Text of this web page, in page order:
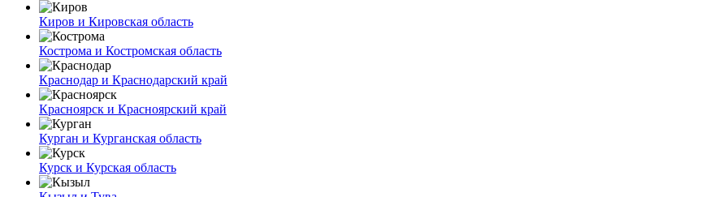
Киров и Кировская область
Кострома и Костромская область
Краснодар и Краснодарский край
Красноярск и Красноярский край
Курган и Курганская область
Курск и Курская область